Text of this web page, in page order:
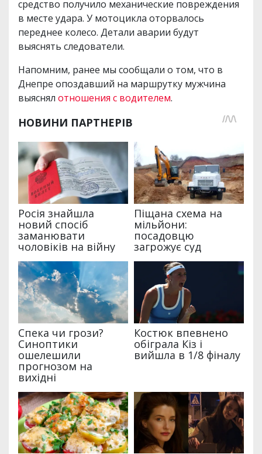
средство получило механические повреждения
в месте удара. У мотоцикла оторвалось
переднее колесо. Детали аварии будут
выяснять следователи.
Напомним, ранее мы сообщали о том, что в
Днепре опоздавший на маршрутку мужчина
выяснял отношения с водителем.